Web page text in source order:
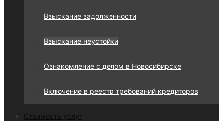
Взыскание задолженности
Взыскание неустойки
Ознакомление с делом в Новосибирске
Включение в реестр требований кредиторов
Стоимость услуг